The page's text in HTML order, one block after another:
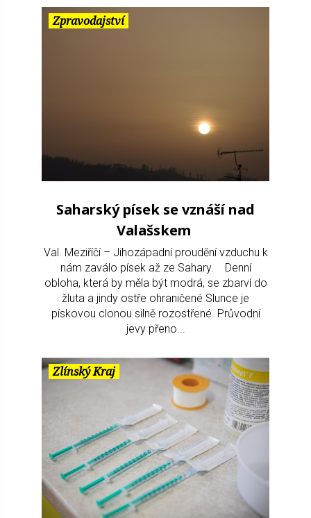
Zpravodajství
Saharský písek se vznáší nad
Valašskem
Val. Meziříčí – Jihozápadní proudění vzduchu k
nám zaválo písek až ze Sahary. Denní
obloha, která by měla být modrá, se zbarví do
žluta a jindy ostře ohraničené Slunce je
pískovou clonou silně rozostřené. Průvodní
jevy přeno...
Zlínský Kraj